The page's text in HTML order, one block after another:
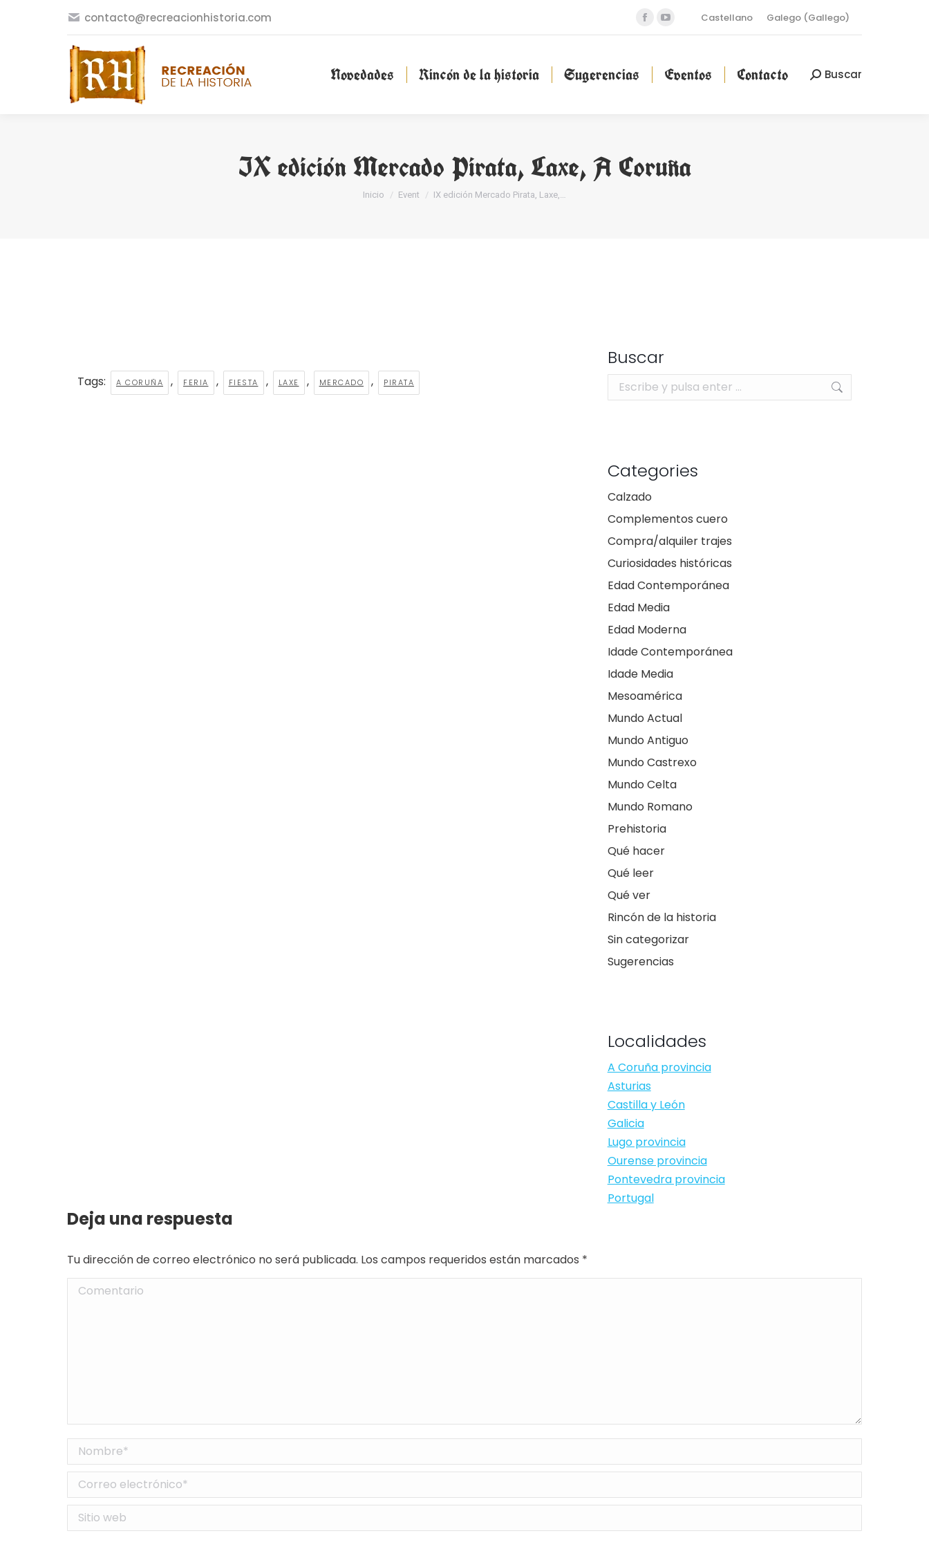
contacto@recreacionhistoria.com
Facebook
in
YouTube
in
Castellano Galego (Gallego)
Novedades Rincón de la historia Sugerencias Eventos Contacto Buscar:
Buscar
IX edición Mercado Pirata, Laxe, A Coruña
Estás aquí:
Inicio Event IX edición Mercado Pirata, Laxe,…
Tags: A CORUÑA , FERIA , FIESTA , LAXE , MERCADO , PIRATA
Buscar
Buscar:
Categories
Calzado
Complementos cuero
Compra/alquiler trajes
Curiosidades históricas
Edad Contemporánea
Edad Media
Edad Moderna
Idade Contemporánea
Idade Media
Mesoamérica
Mundo Actual
Mundo Antiguo
Mundo Castrexo
Mundo Celta
Mundo Romano
Prehistoria
Qué hacer
Qué leer
Qué ver
Rincón de la historia
Sin categorizar
Sugerencias
Localidades
A Coruña provincia
Asturias
Castilla y León
Galicia
Lugo provincia
Ourense provincia
Pontevedra provincia
Portugal
Deja una respuesta
Tu dirección de correo electrónico no será publicada. Los campos requeridos están marcados *
Comentario
Nombre *
Correo electrónico *
Sitio web
Novedades Rincón de la historia Sugerencias Eventos Contacto Buscar